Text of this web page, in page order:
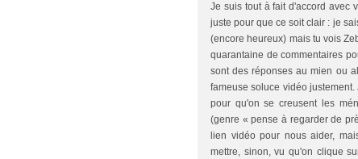
Je suis tout à fait d'accord avec
juste pour que ce soit clair : je
(encore heureux) mais tu vois
quarantaine de commentaires
sont des réponses au mien ou
fameuse soluce vidéo
pour qu'on se creusent les
(genre « pense à regarder de
lien vidéo pour nous aider,
mettre, sinon, vu qu'on clique